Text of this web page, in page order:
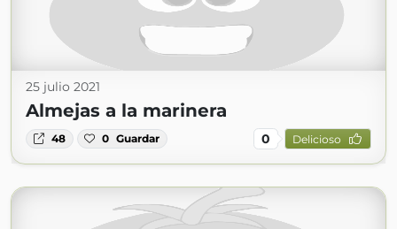
25 julio 2021
Almejas a la marinera
48 0 Guardar 0 Delicioso